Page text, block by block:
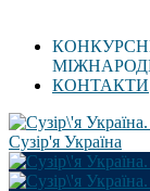
КОНТАКТИ
Сузір'я Україна